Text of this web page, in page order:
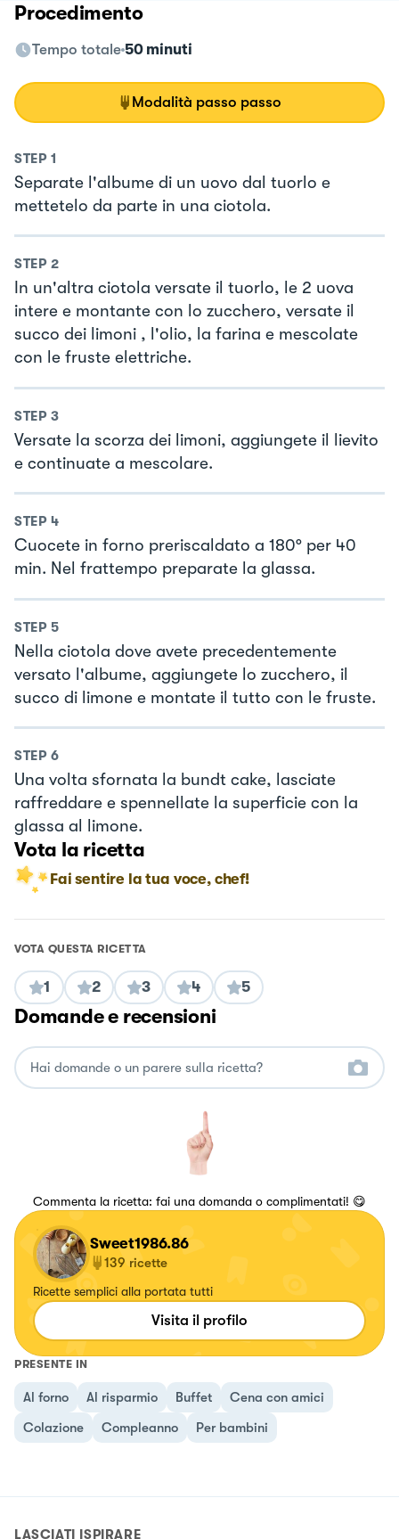
Procedimento
Tempo totale 50 minuti
Modalità passo passo
STEP 1
Separate l'albume di un uovo dal tuorlo e
mettetelo da parte in una ciotola.
STEP 2
In un'altra ciotola versate il tuorlo, le 2 uova
intere e montante con lo zucchero, versate il
succo dei limoni , l'olio, la farina e mescolate
con le fruste elettriche.
STEP 3
Versate la scorza dei limoni, aggiungete il lievito
e continuate a mescolare.
STEP 4
Cuocete in forno preriscaldato a 180° per 40
min. Nel frattempo preparate la glassa.
STEP 5
Nella ciotola dove avete precedentemente
versato l'albume, aggiungete lo zucchero, il
succo di limone e montate il tutto con le fruste.
STEP 6
Una volta sfornata la bundt cake, lasciate
raffreddare e spennellate la superficie con la
glassa al limone.
Vota la ricetta
Fai sentire la tua voce, chef!
VOTA QUESTA RICETTA
1 2 3 4 5
Domande e recensioni
Commenta la ricetta: fai una domanda o complimentati! 😋
Sweet1986.86
139 ricette
Ricette semplici alla portata tutti
Visita il profilo
PRESENTE IN
Al forno Al risparmio Buffet
Cena con amici
Colazione
Compleanno Per bambini
LASCIATI ISPIRARE